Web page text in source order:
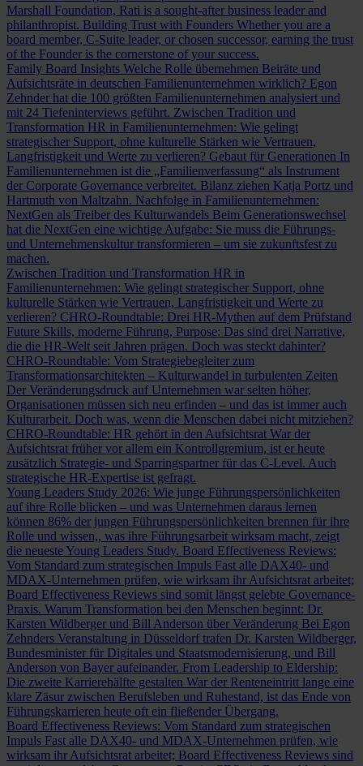
Marshall Foundation, Rati is a sought-after business leader and
philanthropist. Building Trust with Founders Whether you are a
board member, C-Suite leader, or chosen successor, earning the trust
of the Founder is the cornerstone of your success.
Family Board Insights Welche Rolle übernehmen Beiräte und
Aufsichtsräte in deutschen Familienunternehmen wirklich? Egon
Zehnder hat die 100 größten Familienunternehmen analysiert und
mit 24 Tiefeninterviews geführt. Zwischen Tradition und
Transformation HR in Familienunternehmen: Wie gelingt
strategischer Support, ohne kulturelle Stärken wie Vertrauen,
Langfristigkeit und Werte zu verlieren? Gebaut für Generationen In
Familienunternehmen ist die „Familienverfassung“ als Instrument
der Corporate Governance verbreitet. Bilanz ziehen Katja Portz und
Hartmuth von Maltzahn. Nachfolge in Familienunternehmen:
NextGen als Treiber des Kulturwandels Beim Generationswechsel
hat die NextGen eine wichtige Aufgabe: Sie muss die Führungs-
und Unternehmenskultur transformieren – um sie zukunftsfest zu
machen.
Zwischen Tradition und Transformation HR in
Familienunternehmen: Wie gelingt strategischer Support, ohne
kulturelle Stärken wie Vertrauen, Langfristigkeit und Werte zu
verlieren? CHRO-Roundtable: Drei HR-Mythen auf dem Prüfstand
Future Skills, moderne Führung, Purpose: Das sind drei Narrative,
die die HR-Welt seit Jahren prägen. Doch was steckt dahinter?
CHRO-Roundtable: Vom Strategiebegleiter zum
Transformationsarchitekten – Kulturwandel in turbulenten Zeiten
Der Veränderungsdruck auf Unternehmen war selten höher,
Organisationen müssen sich neu erfinden – und das ist immer auch
Kulturarbeit. Doch was, wenn die Menschen dabei nicht mitziehen?
CHRO-Roundtable: HR gehört in den Aufsichtsrat War der
Aufsichtsrat früher vor allem ein Kontrollgremium, ist er heute
zusätzlich Strategie- und Sparringspartner für das C-Level. Auch
strategische HR-Expertise ist gefragt.
Young Leaders Study 2026: Wie junge Führungspersönlichkeiten
auf ihre Rolle blicken – und was Unternehmen daraus lernen
können 86% der jungen Führungspersönlichkeiten brennen für ihre
Rolle und wissen,, was ihre Führungsarbeit wirksam macht, zeigt
die neueste Young Leaders Study. Board Effectiveness Reviews:
Vom Standard zum strategischen Impuls Fast alle DAX40- und
MDAX-Unternehmen prüfen, wie wirksam ihr Aufsichtsrat arbeitet;
Board Effectiveness Reviews sind somit längst gelebte Governance-
Praxis. Warum Transformation bei den Menschen beginnt: Dr.
Karsten Wildberger und Bill Anderson über Veränderung Bei Egon
Zehnders Veranstaltung in Düsseldorf trafen Dr. Karsten Wildberger,
Bundesminister für Digitales und Staatsmodernisierung, und Bill
Anderson von Bayer aufeinander. From Leadership to Eldership:
Die zweite Karrierehälfte gestalten War der Renteneintritt lange eine
klare Zäsur zwischen Berufsleben und Ruhestand, ist das Ende von
Führungskarrieren heute oft ein fließender Übergang.
Board Effectiveness Reviews: Vom Standard zum strategischen
Impuls Fast alle DAX40- und MDAX-Unternehmen prüfen, wie
wirksam ihr Aufsichtsrat arbeitet; Board Effectiveness Reviews sind